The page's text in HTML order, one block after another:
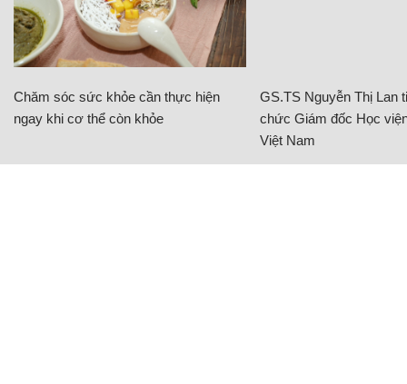
Chăm sóc sức khỏe cần thực hiện
ngay khi cơ thể còn khỏe
GS.TS Nguyễn Thị Lan
chức Giám đốc Học
Việt Nam